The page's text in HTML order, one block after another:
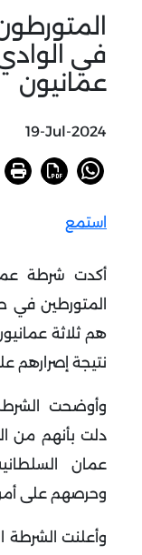
في الوادي
عمانيون
19-Jul-2024
استمع
أكدت شرطة
المتورطين في
هم ثلاثة
نتيجة إصرارهم
وأوضحت الشرطة
دلت بأنهم من
عمان
وحرصهم على
وأعلنت الشرطة